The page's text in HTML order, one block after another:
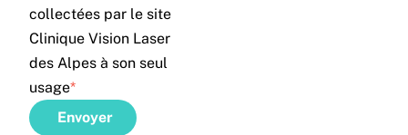
collectées par le site
Clinique Vision Laser
des Alpes à son seul
usage*
Envoyer